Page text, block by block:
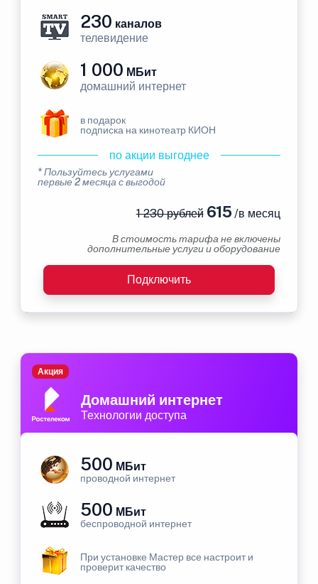
230 каналов
телевидение
1 000 МБит
домашний интернет
в подарок
подписка на кинотеатр КИОН
по акции выгоднее
* Пользуйтесь услугами
первые 2 месяца с выгодой
1 230 рублей615 /в месяц
В стоимость тарифа не включены
дополнительные услуги и оборудование
Подключить
Домашний интернет
Технологии доступа
Акция
500 МБит
проводной интернет
500 МБит
беспроводной интернет
При установке Мастер все настроит и
проверит качество